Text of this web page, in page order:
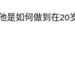
是如何做到在20